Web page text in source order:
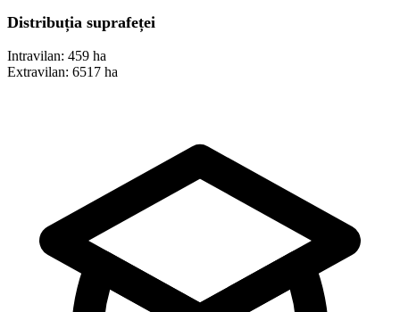
Distribuția suprafeței
Intravilan: 459 ha
Extravilan: 6517 ha